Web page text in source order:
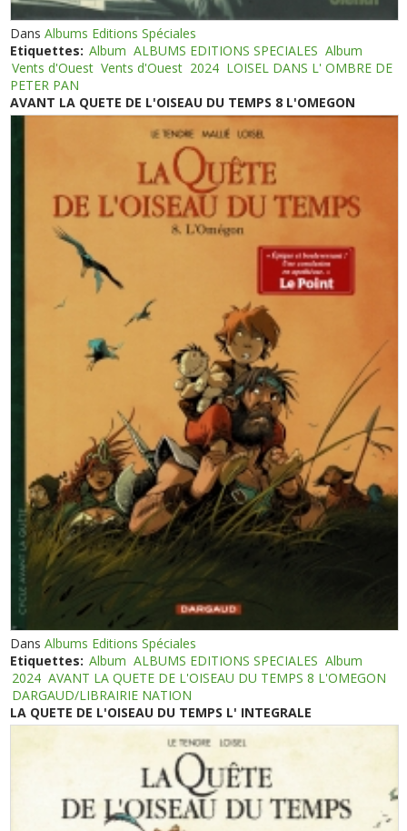
DansAlbums Editions Spéciales
Etiquettes: Album ALBUMS EDITIONS SPECIALES Album
Vents d'Ouest Vents d'Ouest 2024 LOISEL DANS L' OMBRE DE
PETER PAN
AVANT LA QUETE DE L'OISEAU DU TEMPS 8 L'OMEGON
DansAlbums Editions Spéciales
Etiquettes: Album ALBUMS EDITIONS SPECIALES Album
2024 AVANT LA QUETE DE L'OISEAU DU TEMPS 8 L'OMEGON
DARGAUD/LIBRAIRIE NATION
LA QUETE DE L'OISEAU DU TEMPS L' INTEGRALE